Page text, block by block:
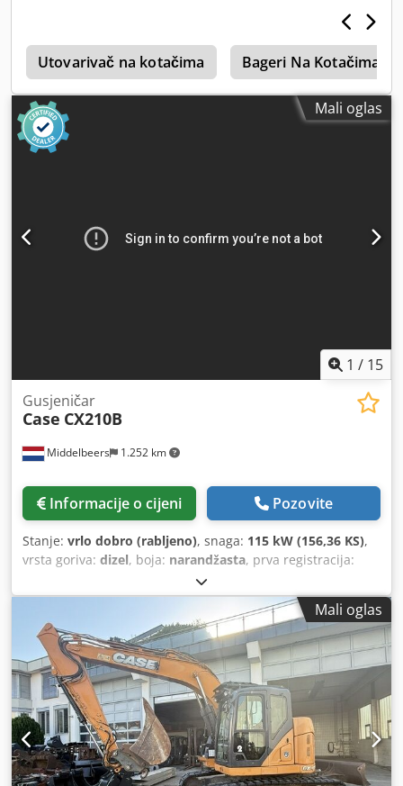
Utovarivač na kotačima Bageri Na Kotačima
Mali oglas
1 / 15
Middelbeers 1.252 km
Gusjeničar
Case CX210B
Informacije o cijeni Pozovite
Stanje: vrlo dobro (rabljeno), snaga: 115 kW (156,36 KS),
vrsta goriva: dizel, boja: narandžasta, prva registracija:
2012
Mali oglas